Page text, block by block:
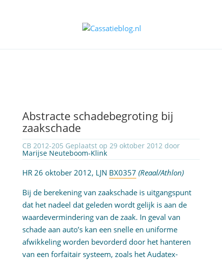
Abstracte schadebegroting bij
zaakschade
CB 2012-205 Geplaatst op 29 oktober 2012 door
Marijse Neuteboom-Klink
HR 26 oktober 2012, LJN BX0357 (Reaal/Athlon)
Bij de berekening van zaakschade is uitgangspunt
dat het nadeel dat geleden wordt gelijk is aan de
waardevermindering van de zaak. In geval van
schade aan auto’s kan een snelle en uniforme
afwikkeling worden bevorderd door het hanteren
van een forfaitair systeem, zoals het Audatex-